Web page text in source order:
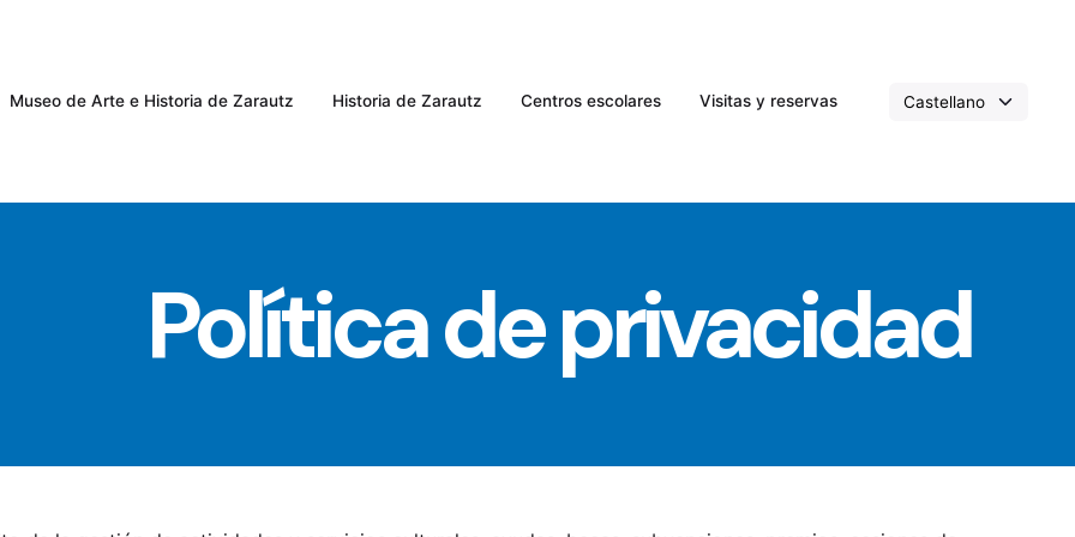
Museo de Arte e Historia de Zarautz Historia de Zarautz Centros escolares Visitas y reservas
Política de privacidad